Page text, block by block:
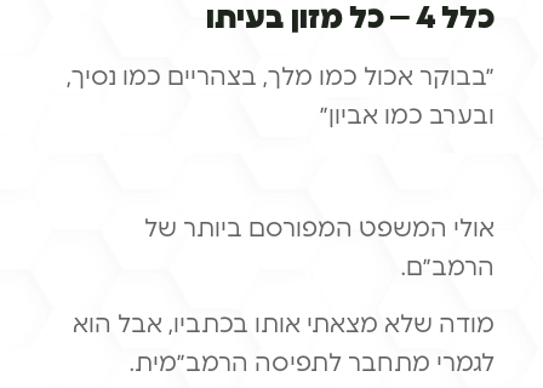
כלל 4 – כל מזון בעיתו
״בבוקר אכול כמו מלך, בצהריים כמו נסיך,
ובערב כמו אביון״
אולי המשפט המפורסם ביותר של
הרמב״ם.
מודה שלא מצאתי אותו בכתביו, אבל הוא
לגמרי מתחבר לתפיסה הרמב״מית.